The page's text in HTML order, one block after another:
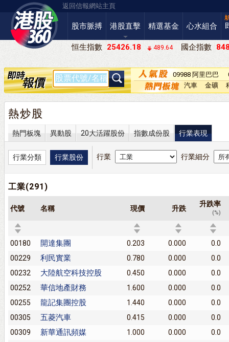
返回信報網站主頁
股市脈搏 港股直擊 精選基金 心水組合
恒生指數 25426.18 489.64 國企指數
09988 阿里巴巴
－Ｗ汽車
金礦
熱炒股
熱門板塊 異動股 20大活躍股份 指數成份股 行業表現
行業分類 行業股份 行業 行業細分
工業(291)
代號 名稱 現價 升跌
升跌率
(%)
00180 開達集團 0.203 0.000
0.0
00229
利民實業 0.780 0.000
0.0
00232
大陸航空科技控股 0.450 0.000
0.0
00252
華信地產財務 1.600 0.000
0.0
00255
龍記集團控股 1.440 0.000
0.0
00305
五菱汽車 0.415 0.000
0.0
00309
新華通訊頻媒 1.000 0.000
0.0